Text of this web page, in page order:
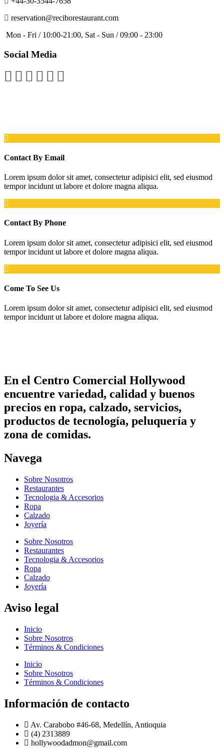
reservation@reciborestaurant.com
Mon - Fri / 10:00-21:00, Sat - Sun / 09:00 - 23:00
Social Media
Contact By Email
Lorem ipsum dolor sit amet, consectetur adipisici elit, sed eiusmod
tempor incidunt ut labore et dolore magna aliqua.
Contact By Phone
Lorem ipsum dolor sit amet, consectetur adipisici elit, sed eiusmod
tempor incidunt ut labore et dolore magna aliqua.
Come To See Us
Lorem ipsum dolor sit amet, consectetur adipisici elit, sed eiusmod
tempor incidunt ut labore et dolore magna aliqua.
En el Centro Comercial Hollywood
encuentre variedad, calidad y buenos
precios en ropa, calzado, servicios,
productos de tecnología, peluquería y
zona de comidas.
Navega
Sobre Nosotros
Restaurantes
Tecnologia & Accesorios
Ropa
Calzado
Joyería
Sobre Nosotros
Restaurantes
Tecnologia & Accesorios
Ropa
Calzado
Joyería
Aviso legal
Inicio
Sobre Nosotros
Términos & Condiciones
Inicio
Sobre Nosotros
Términos & Condiciones
Información de contacto
Av. Carabobo #46-68, Medellín, Antioquia
(4) 2313889
hollywoodadmon@gmail.com